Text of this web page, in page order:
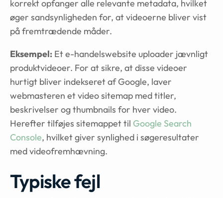
korrekt opfanger alle relevante metadata, hvilket
øger sandsynligheden for, at videoerne bliver vist
på fremtrædende måder.
Eksempel: Et e-handelswebsite uploader jævnligt
produktvideoer. For at sikre, at disse videoer
hurtigt bliver indekseret af Google, laver
webmasteren et video sitemap med titler,
beskrivelser og thumbnails for hver video.
Herefter tilføjes sitemappet til Google Search
Console, hvilket giver synlighed i søgeresultater
med videofremhævning.
Typiske fejl